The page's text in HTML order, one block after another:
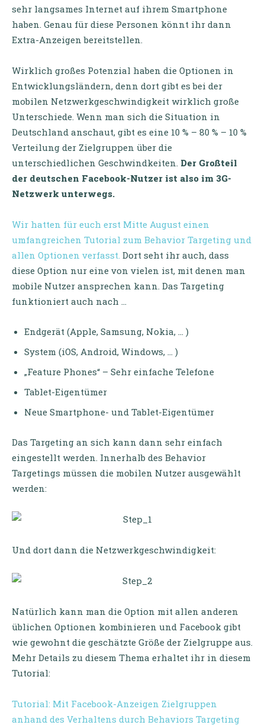
sehr langsames Internet auf ihrem Smartphone
haben. Genau für diese Personen könnt ihr dann
Extra-Anzeigen bereitstellen.
Wirklich großes Potenzial haben die Optionen in
Entwicklungsländern, denn dort gibt es bei der
mobilen Netzwerkgeschwindigkeit wirklich große
Unterschiede. Wenn man sich die Situation in
Deutschland anschaut, gibt es eine 10 % – 80 % – 10 %
Verteilung der Zielgruppen über die
unterschiedlichen Geschwindkeiten. Der Großteil
der deutschen Facebook-Nutzer ist also im 3G-
Netzwerk unterwegs.
Wir hatten für euch erst Mitte August einen
umfangreichen Tutorial zum Behavior Targeting und
allen Optionen verfasst. Dort seht ihr auch, dass
diese Option nur eine von vielen ist, mit denen man
mobile Nutzer ansprechen kann. Das Targeting
funktioniert auch nach …
Endgerät (Apple, Samsung, Nokia, … )
System (iOS, Android, Windows, … )
„Feature Phones“ – Sehr einfache Telefone
Tablet-Eigentümer
Neue Smartphone- und Tablet-Eigentümer
Das Targeting an sich kann dann sehr einfach
eingestellt werden. Innerhalb des Behavior
Targetings müssen die mobilen Nutzer ausgewählt
werden:
Und dort dann die Netzwerkgeschwindigkeit:
Natürlich kann man die Option mit allen anderen
üblichen Optionen kombinieren und Facebook gibt
wie gewohnt die geschätzte Größe der Zielgruppe aus.
Mehr Details zu diesem Thema erhaltet ihr in diesem
Tutorial:
Tutorial: Mit Facebook-Anzeigen Zielgruppen
anhand des Verhaltens durch Behaviors Targeting